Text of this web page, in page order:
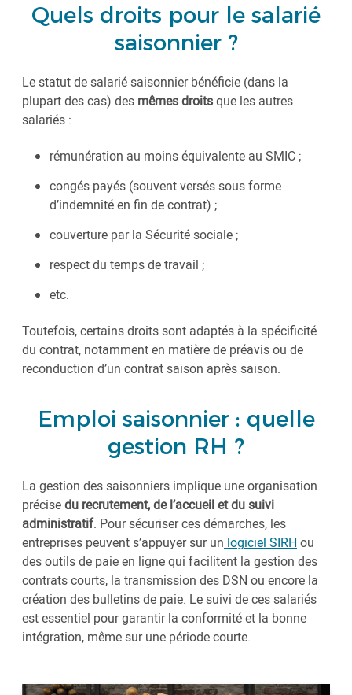
Quels droits pour le salarié
saisonnier ?
Le statut de salarié saisonnier bénéficie (dans la
plupart des cas) des mêmes droitsque les autres
salariés :
rémunération au moins équivalente au SMIC ;
congés payés (souvent versés sous forme
d’indemnité en fin de contrat) ;
couverture par la Sécurité sociale ;
respect du temps de travail ;
etc.
Toutefois, certains droits sont adaptés à la spécificité
du contrat, notamment en matière de préavis ou de
reconduction d’un contrat saison après saison.
Emploi saisonnier : quelle
gestion RH ?
La gestion des saisonniers implique une organisation
précisedu recrutement, de l’accueil et du suivi
administratif. Pour sécuriser ces démarches, les
entreprises peuvent s’appuyer sur un logiciel SIRH ou
des outils de paie en ligne qui facilitent la gestion des
contrats courts, la transmission des DSN ou encore la
création des bulletins de paie. Le suivi de ces salariés
est essentiel pour garantir la conformité et la bonne
intégration, même sur une période courte.